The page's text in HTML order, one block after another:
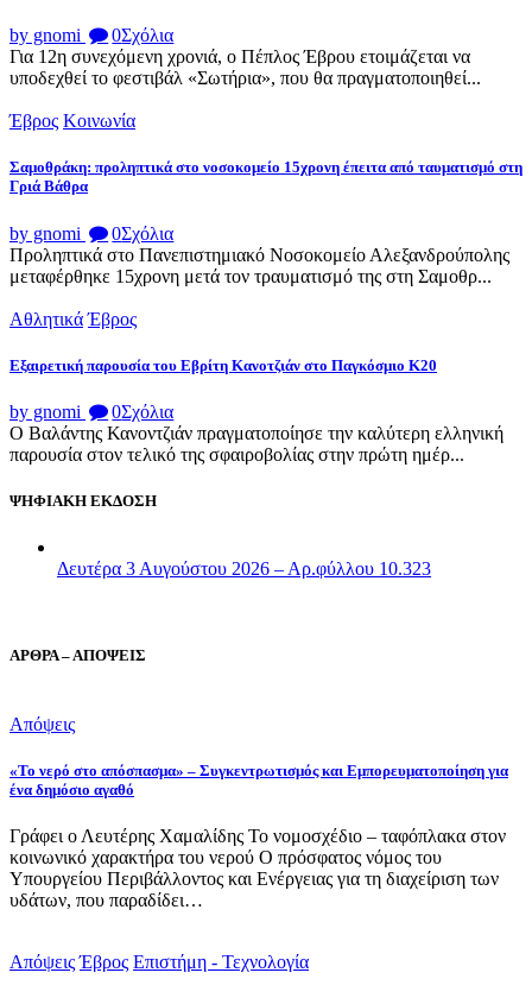
by gnomi 0Σχόλια
Για 12η συνεχόμενη χρονιά, ο Πέπλος Έβρου ετοιμάζεται να
υποδεχθεί το φεστιβάλ «Σωτήρια», που θα πραγματοποιηθεί...
Έβρος Κοινωνία
Σαμοθράκη: προληπτικά στο νοσοκομείο 15χρονη έπειτα από ταυματισμό στη
Γριά Βάθρα
by gnomi 0Σχόλια
Προληπτικά στο Πανεπιστημιακό Νοσοκομείο Αλεξανδρούπολης
μεταφέρθηκε 15χρονη μετά τον τραυματισμό της στη Σαμοθρ...
Αθλητικά Έβρος
Εξαιρετική παρουσία του Εβρίτη Κανοτζιάν στο Παγκόσμιο Κ20
by gnomi 0Σχόλια
Ο Βαλάντης Κανοντζιάν πραγματοποίησε την καλύτερη ελληνική
παρουσία στον τελικό της σφαιροβολίας στην πρώτη ημέρ...
ΨΗΦΙΑΚΗ ΕΚΔΟΣΗ
Δευτέρα 3 Αυγούστου 2026 – Αρ.φύλλου 10.323
ΑΡΘΡΑ – ΑΠΟΨΕΙΣ
Απόψεις
«Το νερό στο απόσπασμα» – Συγκεντρωτισμός και Εμπορευματοποίηση για
ένα δημόσιο αγαθό
Γράφει ο Λευτέρης Χαμαλίδης Το νομοσχέδιο – ταφόπλακα στον
κοινωνικό χαρακτήρα του νερού Ο πρόσφατος νόμος του
Υπουργείου Περιβάλλοντος και Ενέργειας για τη διαχείριση των
υδάτων, που παραδίδει…
Απόψεις Έβρος Επιστήμη - Τεχνολογία